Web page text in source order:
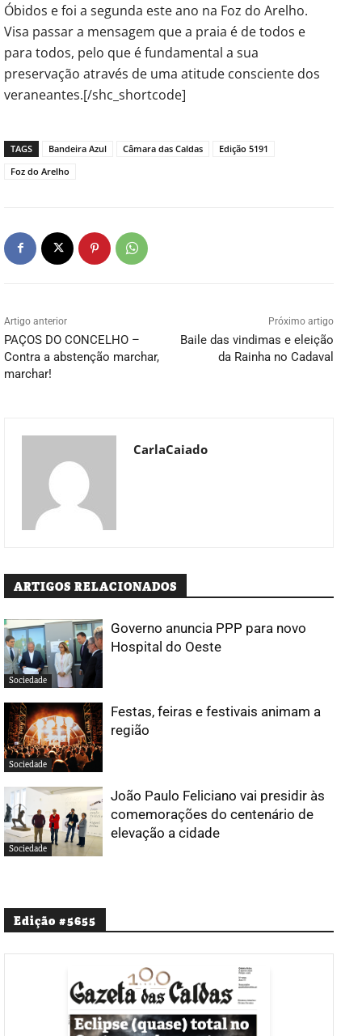
Óbidos e foi a segunda este ano na Foz do Arelho.
Visa passar a mensagem que a praia é de todos e
para todos, pelo que é fundamental a sua
preservação através de uma atitude consciente dos
veraneantes.[/shc_shortcode]
TAGS Bandeira Azul Câmara das Caldas
Edição 5191
Foz do Arelho
Artigo anterior
PAÇOS DO CONCELHO –
Contra a abstenção marchar,
marchar!
Próximo artigo
Baile das vindimas e eleição
da Rainha no Cadaval
CarlaCaiado
ARTIGOS RELACIONADOS
Sociedade
Governo anuncia PPP para novo
Hospital do Oeste
Sociedade
Festas, feiras e festivais animam a
região
Sociedade
João Paulo Feliciano vai presidir às
comemorações do centenário de
elevação a cidade
Edição #5655